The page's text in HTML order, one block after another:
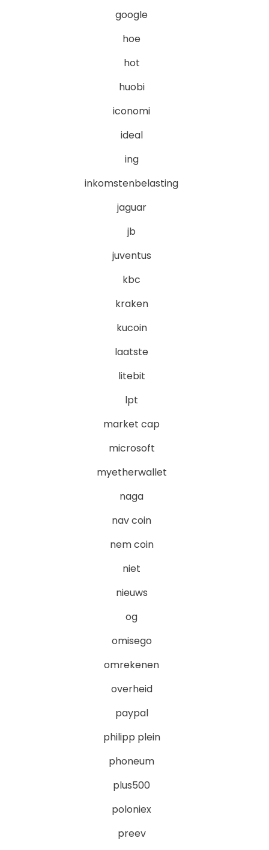
google
hoe
hot
huobi
iconomi
ideal
ing
inkomstenbelasting
jaguar
jb
juventus
kbc
kraken
kucoin
laatste
litebit
lpt
market cap
microsoft
myetherwallet
naga
nav coin
nem coin
niet
nieuws
og
omisego
omrekenen
overheid
paypal
philipp plein
phoneum
plus500
poloniex
preev